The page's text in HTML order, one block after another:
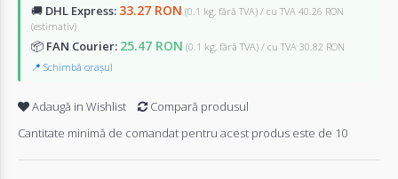
🚚 DHL Express: 33.27 RON (0.1 kg, fără TVA) / cu TVA 40.26 RON
(estimativ)
📦 FAN Courier: 25.47 RON (0.1 kg, fără TVA) / cu TVA 30.82 RON
📍 Schimbă orașul
Adaugă in Wishlist
Compară produsul
Cantitate minimă de comandat pentru acest produs este de 10